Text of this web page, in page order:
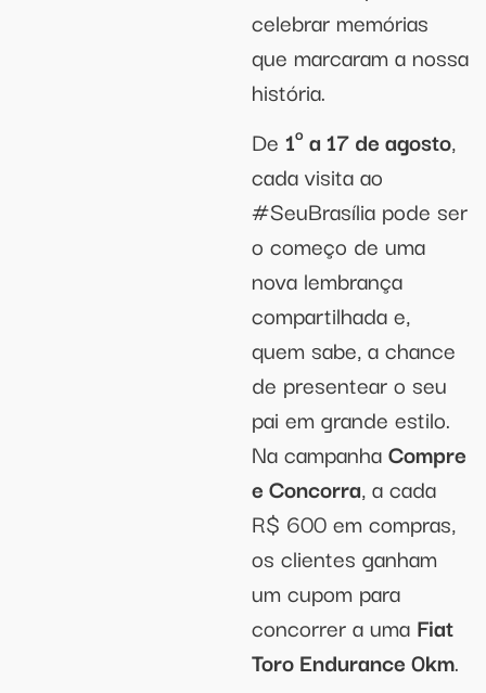
celebrar memórias
que marcaram a nossa
história.
De 1º a 17 de agosto,
cada visita ao
#SeuBrasília pode ser
o começo de uma
nova lembrança
compartilhada e,
quem sabe, a chance
de presentear o seu
pai em grande estilo.
Na campanhaCompre
e Concorra, a cada
R$ 600 em compras,
os clientes ganham
um cupom para
concorrer a uma Fiat
Toro Endurance 0km.